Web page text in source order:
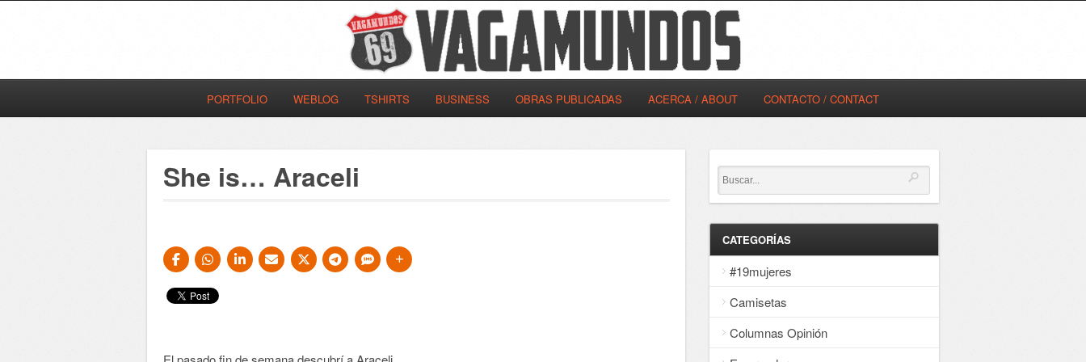
PORTFOLIO WEBLOG TSHIRTS BUSINESS OBRAS PUBLICADAS ACERCA / ABOUT CONTACTO / CONTACT
She is… Araceli
CATEGORÍAS
#19mujeres
Camisetas
Columnas Opinión